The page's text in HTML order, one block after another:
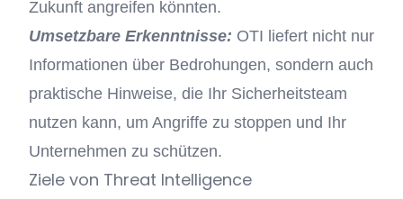
Zukunft angreifen könnten.
Umsetzbare Erkenntnisse: OTI liefert nicht nur
Informationen über Bedrohungen, sondern auch
praktische Hinweise, die Ihr Sicherheitsteam
nutzen kann, um Angriffe zu stoppen und Ihr
Unternehmen zu schützen.
Ziele von Threat Intelligence